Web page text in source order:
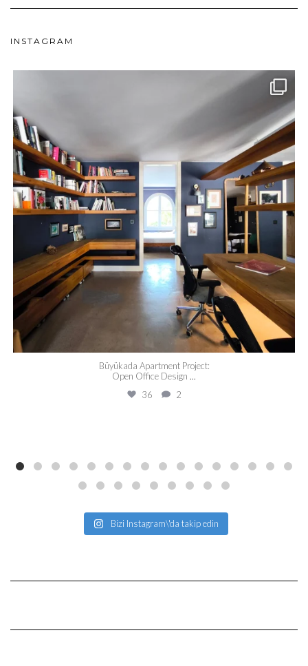
INSTAGRAM
Büyükada Apartment Project:
Open Office Design ...
36
2
Bizi Instagram\'da takip edin